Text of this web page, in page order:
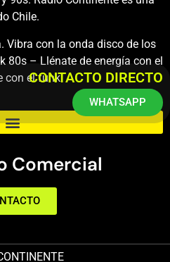
Chile.
Vibra con la onda disco de los
80s – Llénate de energía con el
con el funk.
Comercial
CONTACTO DIRECTO
WHATSAPP